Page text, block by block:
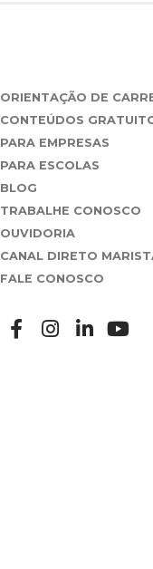
ORIENTAÇÃO DE
CONTEÚDOS
PARA EMPRESAS
PARA ESCOLAS
BLOG
TRABALHE CONOSCO
OUVIDORIA
CANAL DIRETO
FALE CONOSCO